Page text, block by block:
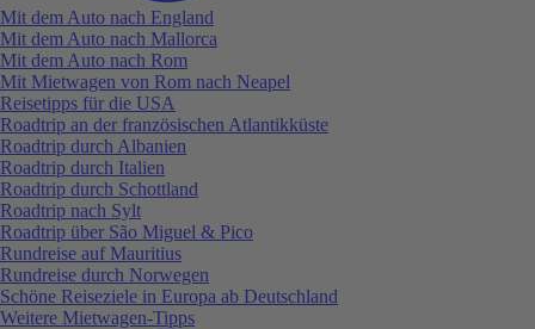
Mit dem Auto nach England
Mit dem Auto nach Mallorca
Mit dem Auto nach Rom
Mit Mietwagen von Rom nach Neapel
Reisetipps für die USA
Roadtrip an der französischen Atlantikküste
Roadtrip durch Albanien
Roadtrip durch Italien
Roadtrip durch Schottland
Roadtrip nach Sylt
Roadtrip über São Miguel & Pico
Rundreise auf Mauritius
Rundreise durch Norwegen
Schöne Reiseziele in Europa ab Deutschland
Weitere Mietwagen-Tipps